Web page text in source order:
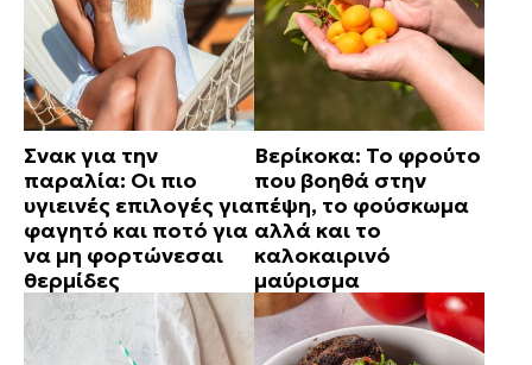
Σνακ για την
παραλία: Οι πιο
υγιεινές επιλογές για
φαγητό και ποτό για
να μη φορτώνεσαι
θερμίδες
Βερίκοκα: Το φρούτο
που βοηθά στην
πέψη, το φούσκωμα
αλλά και το
καλοκαιρινό
μαύρισμα